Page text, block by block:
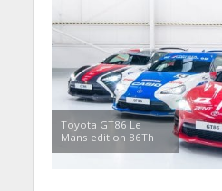
Toyota GT86 Le
Mans edition 86Th